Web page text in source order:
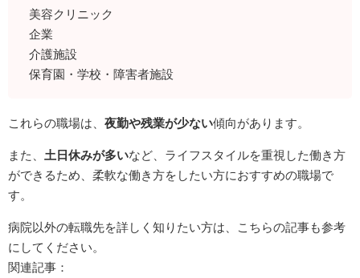
美容クリニック
企業
介護施設
保育園・学校・障害者施設
これらの職場は、 夜勤や残業が少ない傾向があります。
また、 土日休みが多いなど、ライフスタイルを重視した働き方
ができるため、柔軟な働き方をしたい方におすすめの職場で
す。
病院以外の転職先を詳しく知りたい方は、こちらの記事も参考
にしてください。
関連記事：